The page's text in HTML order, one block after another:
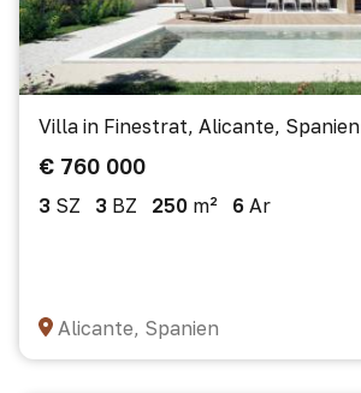
Villa in Finestrat, Alicante, Spanien
€ 760 000
3 SZ 3 BZ 250 m² 6 Ar
Alicante, Spanien